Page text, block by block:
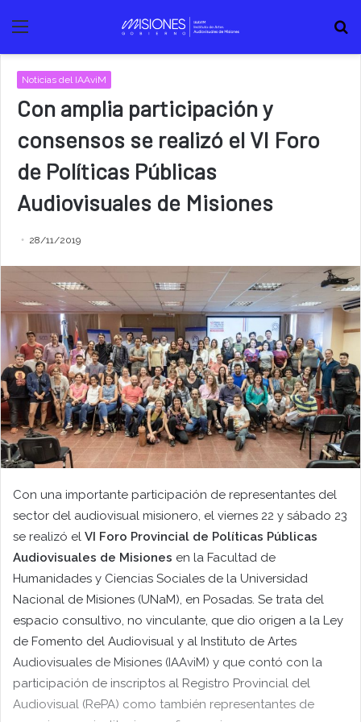
Menú
Noticias del IAAviM
Con amplia participación y
consensos se realizó el VI Foro
de Políticas Públicas
Audiovisuales de Misiones
28/11/2019
Con una importante participación de representantes del
sector del audiovisual misionero, el viernes 22 y sábado 23
se realizó el VI Foro Provincial de Políticas Públicas
Audiovisuales de Misiones en la Facultad de
Humanidades y Ciencias Sociales de la Universidad
Nacional de Misiones (UNaM), en Posadas. Se trata del
espacio consultivo, no vinculante, que dio origen a la Ley
de Fomento del Audiovisual y al Instituto de Artes
Audiovisuales de Misiones (IAAviM) y que contó con la
participación de inscriptos al Registro Provincial del
Audiovisual (RePA) como también representantes de